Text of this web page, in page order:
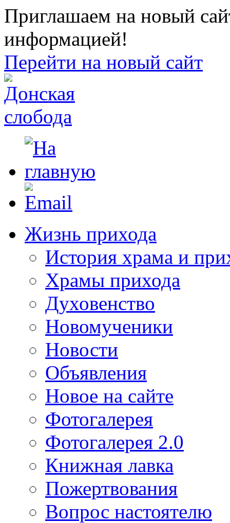
Приглашаем на новый
информацией!
Перейти на новый сайт
Жизнь прихода
История храма и
Храмы прихода
Духовенство
Новомученики
Новости
Объявления
Новое на сайте
Фотогалерея
Фотогалерея 2.0
Книжная лавка
Пожертвования
Вопрос настоятелю